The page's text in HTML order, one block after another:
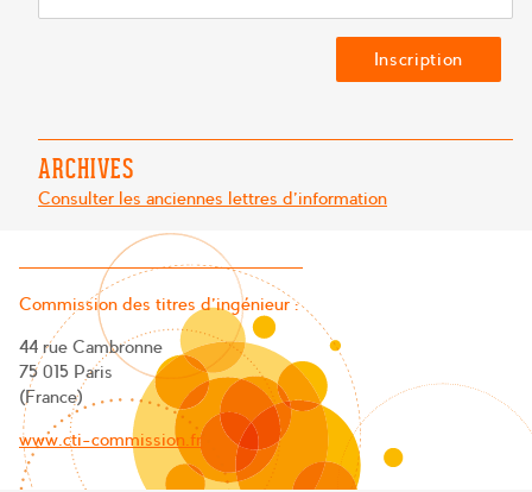
ARCHIVES
Consulter les anciennes lettres d'information
Commission des titres d’ingénieur :
44 rue Cambronne
75 015 Paris
(France)
www.cti-commission.fr